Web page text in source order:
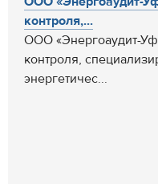
контроля,...
ООО «Энергоаудит-
контроля,
энергетичес...